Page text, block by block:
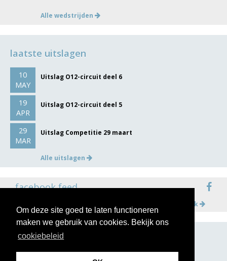
Om deze site goed te laten functioneren
maken we gebruik van cookies. Bekijk ons
cookiebeleid
Alle wedstrijden
laatste uitslagen
10
MAY
Uitslag O12-circuit deel 6
19
APR
Uitslag O12-circuit deel 5
29
MAR
Uitslag Competitie 29 maart
Alle uitslagen
facebook feed
Meer op facebook
volg ons op